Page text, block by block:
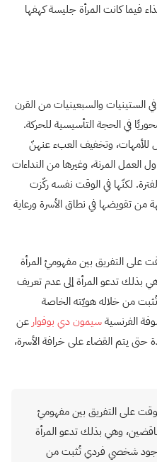
فيما كانت المرأة جليسة كهفها
الستينيات والسبعينيات من القرن
في الحجة التأسيسية للحركة.
للأمهات، وتخفيف العبء عنهنّ
العمل المرنة، وغيرها من النداءات
لكنّها في الوقت نفسه ركّزت
من تقويضها في نطاق الأسرة ورعاية
على التفريق بين مفهوميْ المرأة
بذلك تدعو المرأة إلى عدم تعريف
من خلاله هويّته الخاصة
الفرنسيةسيمون دي بوفوار عن
يتم القضاء على خرافة الأسرة،
على التفريق بين مفهوميْ
وهي بذلك تدعو المرأة
شخصي فردي تُثبت من